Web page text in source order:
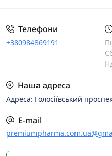
Телефони
+380984869191
Наша адреса
Адреса: Голосіївський
E-mail